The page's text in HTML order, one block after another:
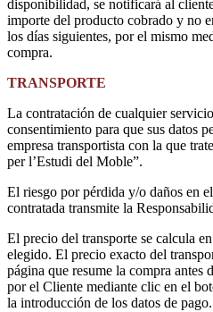
disponibilidad, se notificará al
importe del producto cobrado y no
los días siguientes, por el mismo
compra.
TRANSPORTE
La contratación de cualquier
consentimiento para que sus datos
empresa transportista con la que
per l’Estudi del Moble”.
El riesgo por pérdida y/o daños en
contratada transmite la
El precio del transporte se calcula
elegido. El precio exacto del
página que resume la compra
por el Cliente mediante clic en el
la introducción de los datos de pago.